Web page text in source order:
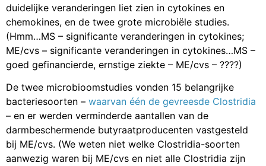
duidelijke veranderingen liet zien in cytokines en
chemokines, en de twee grote microbiële studies.
(Hmm…MS – significante veranderingen in cytokines;
ME/cvs – significante veranderingen in cytokines…MS –
goed gefinancierde, ernstige ziekte – ME/cvs – ????)
De twee microbioomstudies vonden 15 belangrijke
bacteriesoorten – waarvan één de gevreesde Clostridia
– en er werden verminderde aantallen van de
darmbeschermende butyraatproducenten vastgesteld
bij ME/cvs. (We weten niet welke Clostridia-soorten
aanwezig waren bij ME/cvs en niet alle Clostridia zijn